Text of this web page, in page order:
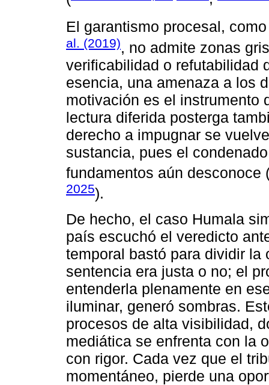
El garantismo procesal,
al. (2019), no admite zonas
verificabilidad o refutabilidad
esencia, una amenaza a los
motivación es el instrumento
lectura diferida posterga
derecho a impugnar se
sustancia, pues el
fundamentos aún desconoce
2025).
De hecho, el caso Humala
país escuchó el veredicto
temporal bastó para dividir
sentencia era justa o no; el
entenderla plenamente en
iluminar, generó sombras.
procesos de alta visibilidad,
mediática se enfrenta con la
con rigor. Cada vez que el
momentáneo, pierde una